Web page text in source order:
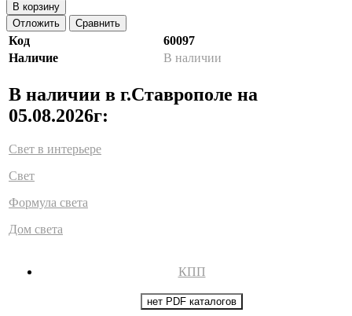
В корзину
Отложить
Сравнить
Код
60097
Наличие
В наличии
В наличии в г.Ставрополе на
05.08.2026г:
Свет в интерьере
Свет
Формула света
Дом света
КПП
нет PDF каталогов